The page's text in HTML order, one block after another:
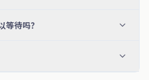
等待吗？